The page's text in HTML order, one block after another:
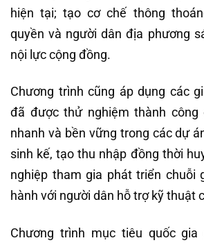
hiện tại; tạo cơ chế thông
quyền và người dân địa phương
nội lực cộng đồng.
Chương trình cũng áp dụng các
đã được thử nghiệm thành công
nhanh và bền vững trong các dự
sinh kế, tạo thu nhập đồng thời
nghiệp tham gia phát triển chuỗi
hành với người dân hỗ trợ kỹ thuật
Chương trình mục tiêu quốc gia